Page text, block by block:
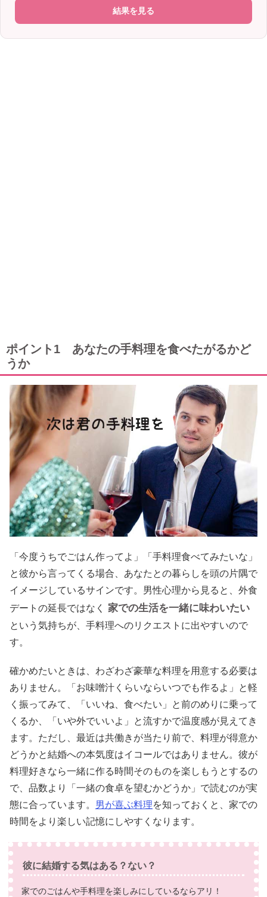
結果を見る
ポイント1 あなたの手料理を食べたがるかど
うか
「今度うちでごはん作ってよ」「手料理食べてみたいな」
と彼から言ってくる場合、あなたとの暮らしを頭の片隅で
イメージしているサインです。男性心理から見ると、外食
デートの延長ではなく
家での生活を一緒に味わいたい
という気持ちが、手料理へのリクエストに出やすいので
す。
確かめたいときは、わざわざ豪華な料理を用意する必要は
ありません。「お味噌汁くらいならいつでも作るよ」と軽
く振ってみて、「いいね、食べたい」と前のめりに乗って
くるか、「いや外でいいよ」と流すかで温度感が見えてき
ます。ただし、最近は共働きが当たり前で、料理が得意か
どうかと結婚への本気度はイコールではありません。彼が
料理好きなら一緒に作る時間そのものを楽しもうとするの
で、品数より「一緒の食卓を望むかどうか」で読むのが実
態に合っています。 男が喜ぶ料理を知っておくと、家での
時間をより楽しい記憶にしやすくなります。
彼に結婚する気はある？ない？
家でのごはんや手料理を楽しみにしているならアリ！